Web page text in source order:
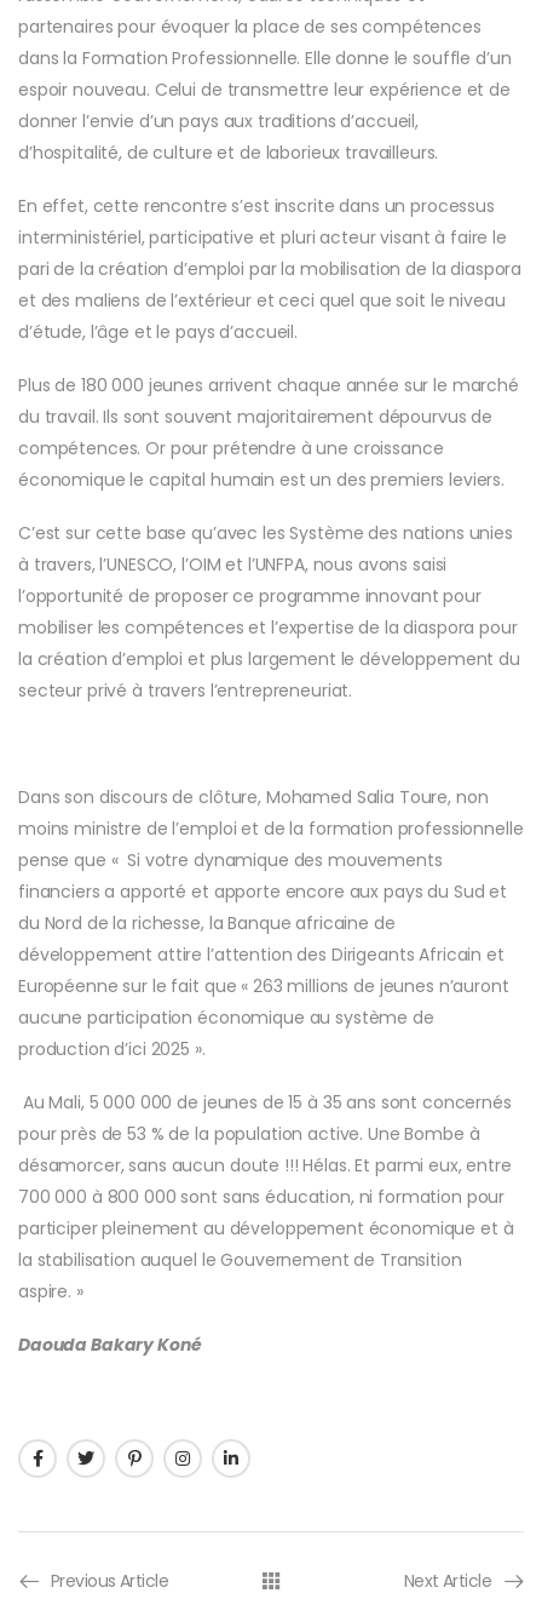
partenaires pour évoquer la place de ses compétences
dans la Formation Professionnelle. Elle donne le souffle d’un
espoir nouveau. Celui de transmettre leur expérience et de
donner l’envie d’un pays aux traditions d’accueil,
d’hospitalité, de culture et de laborieux travailleurs.
En effet, cette rencontre s’est inscrite dans un processus
interministériel, participative et pluri acteur visant à faire le
pari de la création d’emploi par la mobilisation de la diaspora
et des maliens de l’extérieur et ceci quel que soit le niveau
d’étude, l’âge et le pays d’accueil.
Plus de 180 000 jeunes arrivent chaque année sur le marché
du travail. Ils sont souvent majoritairement dépourvus de
compétences. Or pour prétendre à une croissance
économique le capital humain est un des premiers leviers.
C’est sur cette base qu’avec les Système des nations unies
à travers, l’UNESCO, l’OIM et l’UNFPA, nous avons saisi
l’opportunité de proposer ce programme innovant pour
mobiliser les compétences et l’expertise de la diaspora pour
la création d’emploi et plus largement le développement du
secteur privé à travers l’entrepreneuriat.
Dans son discours de clôture, Mohamed Salia Toure, non
moins ministre de l’emploi et de la formation professionnelle
pense que « Si votre dynamique des mouvements
financiers a apporté et apporte encore aux pays du Sud et
du Nord de la richesse, la Banque africaine de
développement attire l’attention des Dirigeants Africain et
Européenne sur le fait que « 263 millions de jeunes n’auront
aucune participation économique au système de
production d’ici 2025 ».
Au Mali, 5 000 000 de jeunes de 15 à 35 ans sont concernés
pour près de 53 % de la population active. Une Bombe à
désamorcer, sans aucun doute !!! Hélas. Et parmi eux, entre
700 000 à 800 000 sont sans éducation, ni formation pour
participer pleinement au développement économique et à
la stabilisation auquel le Gouvernement de Transition
aspire. »
Daouda Bakary Koné
Previous Article Next Article